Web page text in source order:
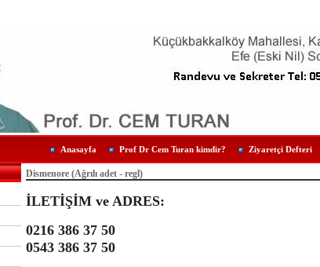
Anasayfa Prof Dr Cem Turan kimdir? Ziyaretçi Defteri
Dismenore (Ağrılı adet - regl)
İLETİŞİM ve ADRES:
0216 386 37 50
0543 386 37 50